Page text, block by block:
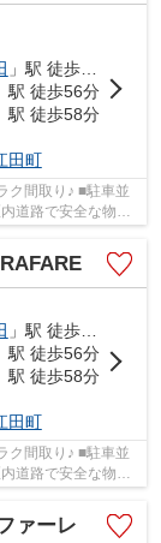
」駅 徒歩45分
駅 徒歩56分
駅 徒歩58分
田町
ク間取り♪ ■駐車並
道路で安全な物件
」駅 徒歩45分
駅 徒歩56分
駅 徒歩58分
田町
ク間取り♪ ■駐車並
道路で安全な物件
ァーレ